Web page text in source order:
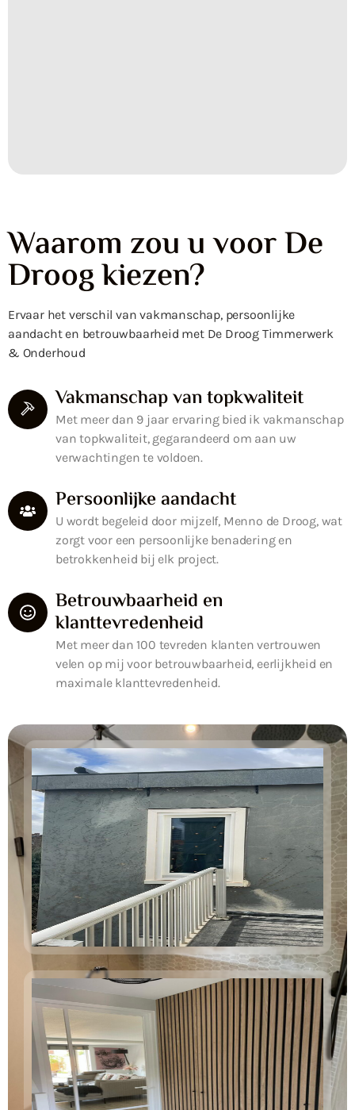
Waarom zou u voor De
Droog kiezen?
Ervaar het verschil van vakmanschap, persoonlijke
aandacht en betrouwbaarheid met De Droog Timmerwerk
& Onderhoud
Vakmanschap van topkwaliteit
Met meer dan 9 jaar ervaring bied ik vakmanschap
van topkwaliteit, gegarandeerd om aan uw
verwachtingen te voldoen.
Persoonlijke aandacht
U wordt begeleid door mijzelf, Menno de Droog, wat
zorgt voor een persoonlijke benadering en
betrokkenheid bij elk project.
Betrouwbaarheid en
klanttevredenheid
Met meer dan 100 tevreden klanten vertrouwen
velen op mij voor betrouwbaarheid, eerlijkheid en
maximale klanttevredenheid.